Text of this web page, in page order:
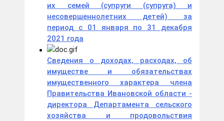
их семей (супруги (супруга) и
несовершеннолетних детей) за
период с 01 января по 31 декабря
2021 года
Сведения о доходах, расходах, об
имуществе и обязательствах
имущественного характера члена
Правительства Ивановской области -
директора Департамента сельского
хозяйства и продовольствия